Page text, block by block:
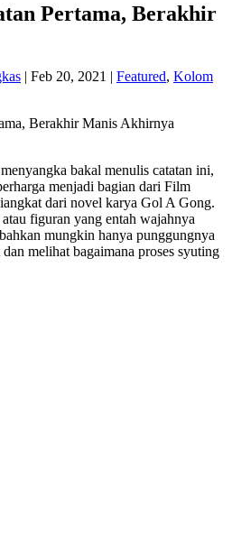
Pertama, Berakhir
| Feb 20, 2021 | Featured, Kolom
bakal menulis catatan ini,
menjadi bagian dari Film
dari novel karya Gol A Gong.
figuran yang entah wajahnya
mungkin hanya punggungnya
melihat bagaimana proses syuting